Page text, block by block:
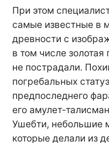
При этом
самые известные в
древности с
в том числе
не пострадали.
погребальных
предпоследнего
его амулет-
Ушебти, небольшие
которые делали из